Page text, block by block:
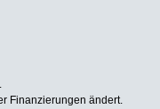
Finanzierungen ändert.